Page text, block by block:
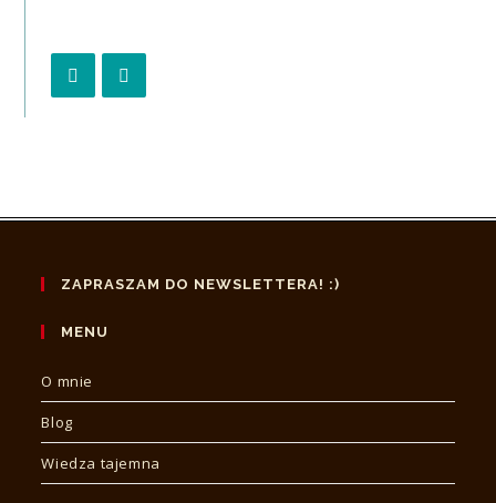
ZAPRASZAM DO NEWSLETTERA! :)
MENU
O mnie
Blog
Wiedza tajemna